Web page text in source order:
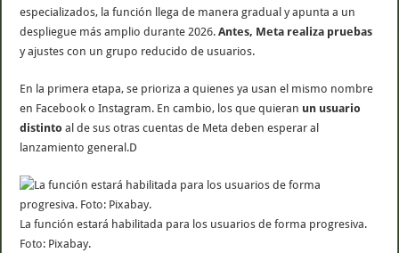
especializados, la función llega de manera gradual y apunta a un
despliegue más amplio durante 2026. Antes, Meta realiza pruebas
y ajustes con un grupo reducido de usuarios.
En la primera etapa, se prioriza a quienes ya usan el mismo nombre
en Facebook o Instagram. En cambio, los que quieran un usuario
distintoal de sus otras cuentas de Meta deben esperar al
lanzamiento general.D
La función estará habilitada para los usuarios de forma progresiva.
Foto: Pixabay.